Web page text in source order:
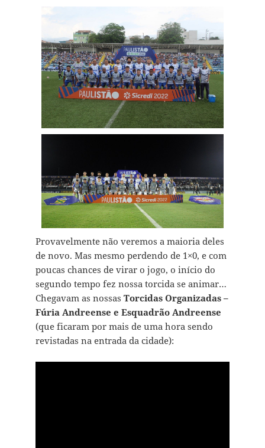
Provavelmente não veremos a maioria deles
de novo. Mas mesmo perdendo de 1×0, e com
poucas chances de virar o jogo, o início do
segundo tempo fez nossa torcida se animar…
Chegavam as nossas Torcidas Organizadas –
Fúria Andreense e Esquadrão Andreense
(que ficaram por mais de uma hora sendo
revistadas na entrada da cidade):